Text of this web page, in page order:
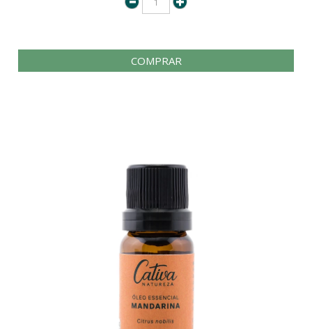
COMPRAR